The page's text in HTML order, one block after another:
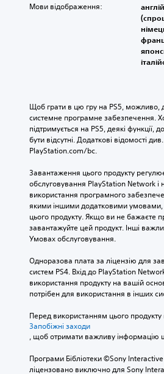
Мови відображення:
Щоб грати в цю гру на PS5, можливо,
системне програмне забезпечення.
підтримується на PS5, деякі функції,
бути відсутні. Додаткові відомості
PlayStation.com/bc.
Завантаження цього продукту
обслуговування PlayStation Network
використання програмного
якими іншими додатковими
цього продукту. Якщо ви не бажаєте
завантажуйте цей продукт. Інші
Умовах обслуговування.
Одноразова плата за ліцензію для
систем PS4. Вхід до PlayStation
використання продукту на вашій
потрібен для використання в інших
Перед використанням цього продукту
Запобіжні заходи
, щоб отримати важливу інформацію
Програми Бібліотеки ©Sony
ліцензовано виключно для Sony